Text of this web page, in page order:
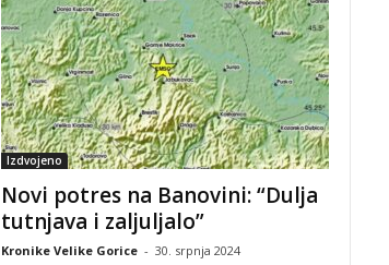
Izdvojeno
Novi potres na Banovini: “Dulja
tutnjava i zaljuljalo”
Kronike Velike Gorice - 30. srpnja 2024